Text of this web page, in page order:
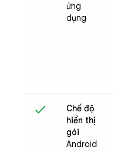
ứng
dụng
Chế độ
hiển thị
gói
Android